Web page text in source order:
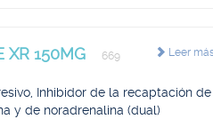
Leer
XR 150MG
669
Inhibidor de la recaptación de
y de noradrenalina (dual)